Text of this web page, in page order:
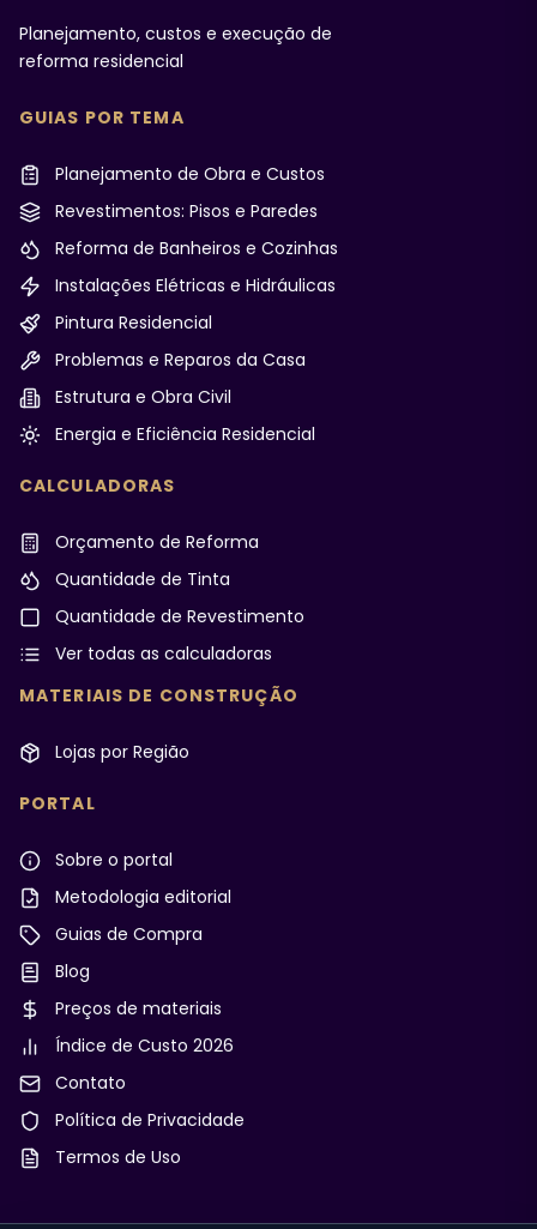
Planejamento, custos e execução de
reforma residencial
GUIAS POR TEMA
Planejamento de Obra e Custos
Revestimentos: Pisos e Paredes
Reforma de Banheiros e Cozinhas
Instalações Elétricas e Hidráulicas
Pintura Residencial
Problemas e Reparos da Casa
Estrutura e Obra Civil
Energia e Eficiência Residencial
CALCULADORAS
Orçamento de Reforma
Quantidade de Tinta
Quantidade de Revestimento
Ver todas as calculadoras
MATERIAIS DE CONSTRUÇÃO
Lojas por Região
PORTAL
Sobre o portal
Metodologia editorial
Guias de Compra
Blog
Preços de materiais
Índice de Custo 2026
Contato
Política de Privacidade
Termos de Uso